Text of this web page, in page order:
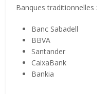
Banques traditionnelles :
Banc Sabadell
BBVA
Santander
CaixaBank
Bankia